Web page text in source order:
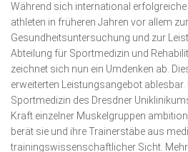
Während sich international
athleten in früheren Jahren vor allem
Gesundheitsuntersuchung und zur
Abteilung für Sportmedizin und
zeichnet sich nun ein Umdenken ab.
erweiterten Leistungsangebot
Sportmedizin des Dresdner
Kraft einzelner Muskelgruppen
berät sie und ihre Trainerstäbe aus
trainingswissenschaftlicher Sicht.